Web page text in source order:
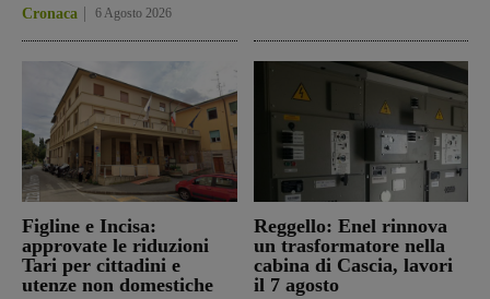
Cronaca 6 Agosto 2026
Figline e Incisa:
approvate le riduzioni
Tari per cittadini e
utenze non domestiche
Reggello: Enel rinnova
un trasformatore nella
cabina di Cascia, lavori
il 7 agosto